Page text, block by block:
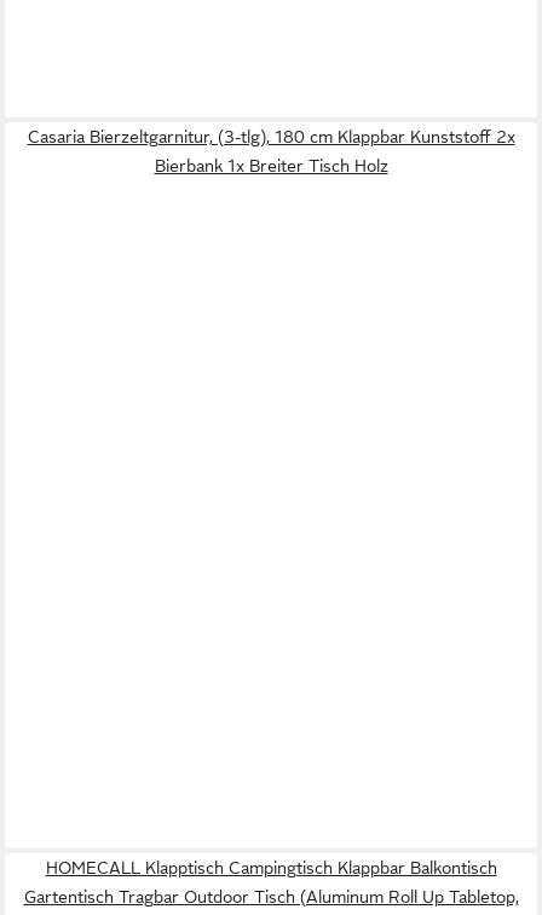
Casaria Bierzeltgarnitur, (3-tlg), 180 cm Klappbar Kunststoff 2x
Bierbank 1x Breiter Tisch Holz
HOMECALL Klapptisch Campingtisch Klappbar Balkontisch
Gartentisch Tragbar Outdoor Tisch (Aluminum Roll Up Tabletop,